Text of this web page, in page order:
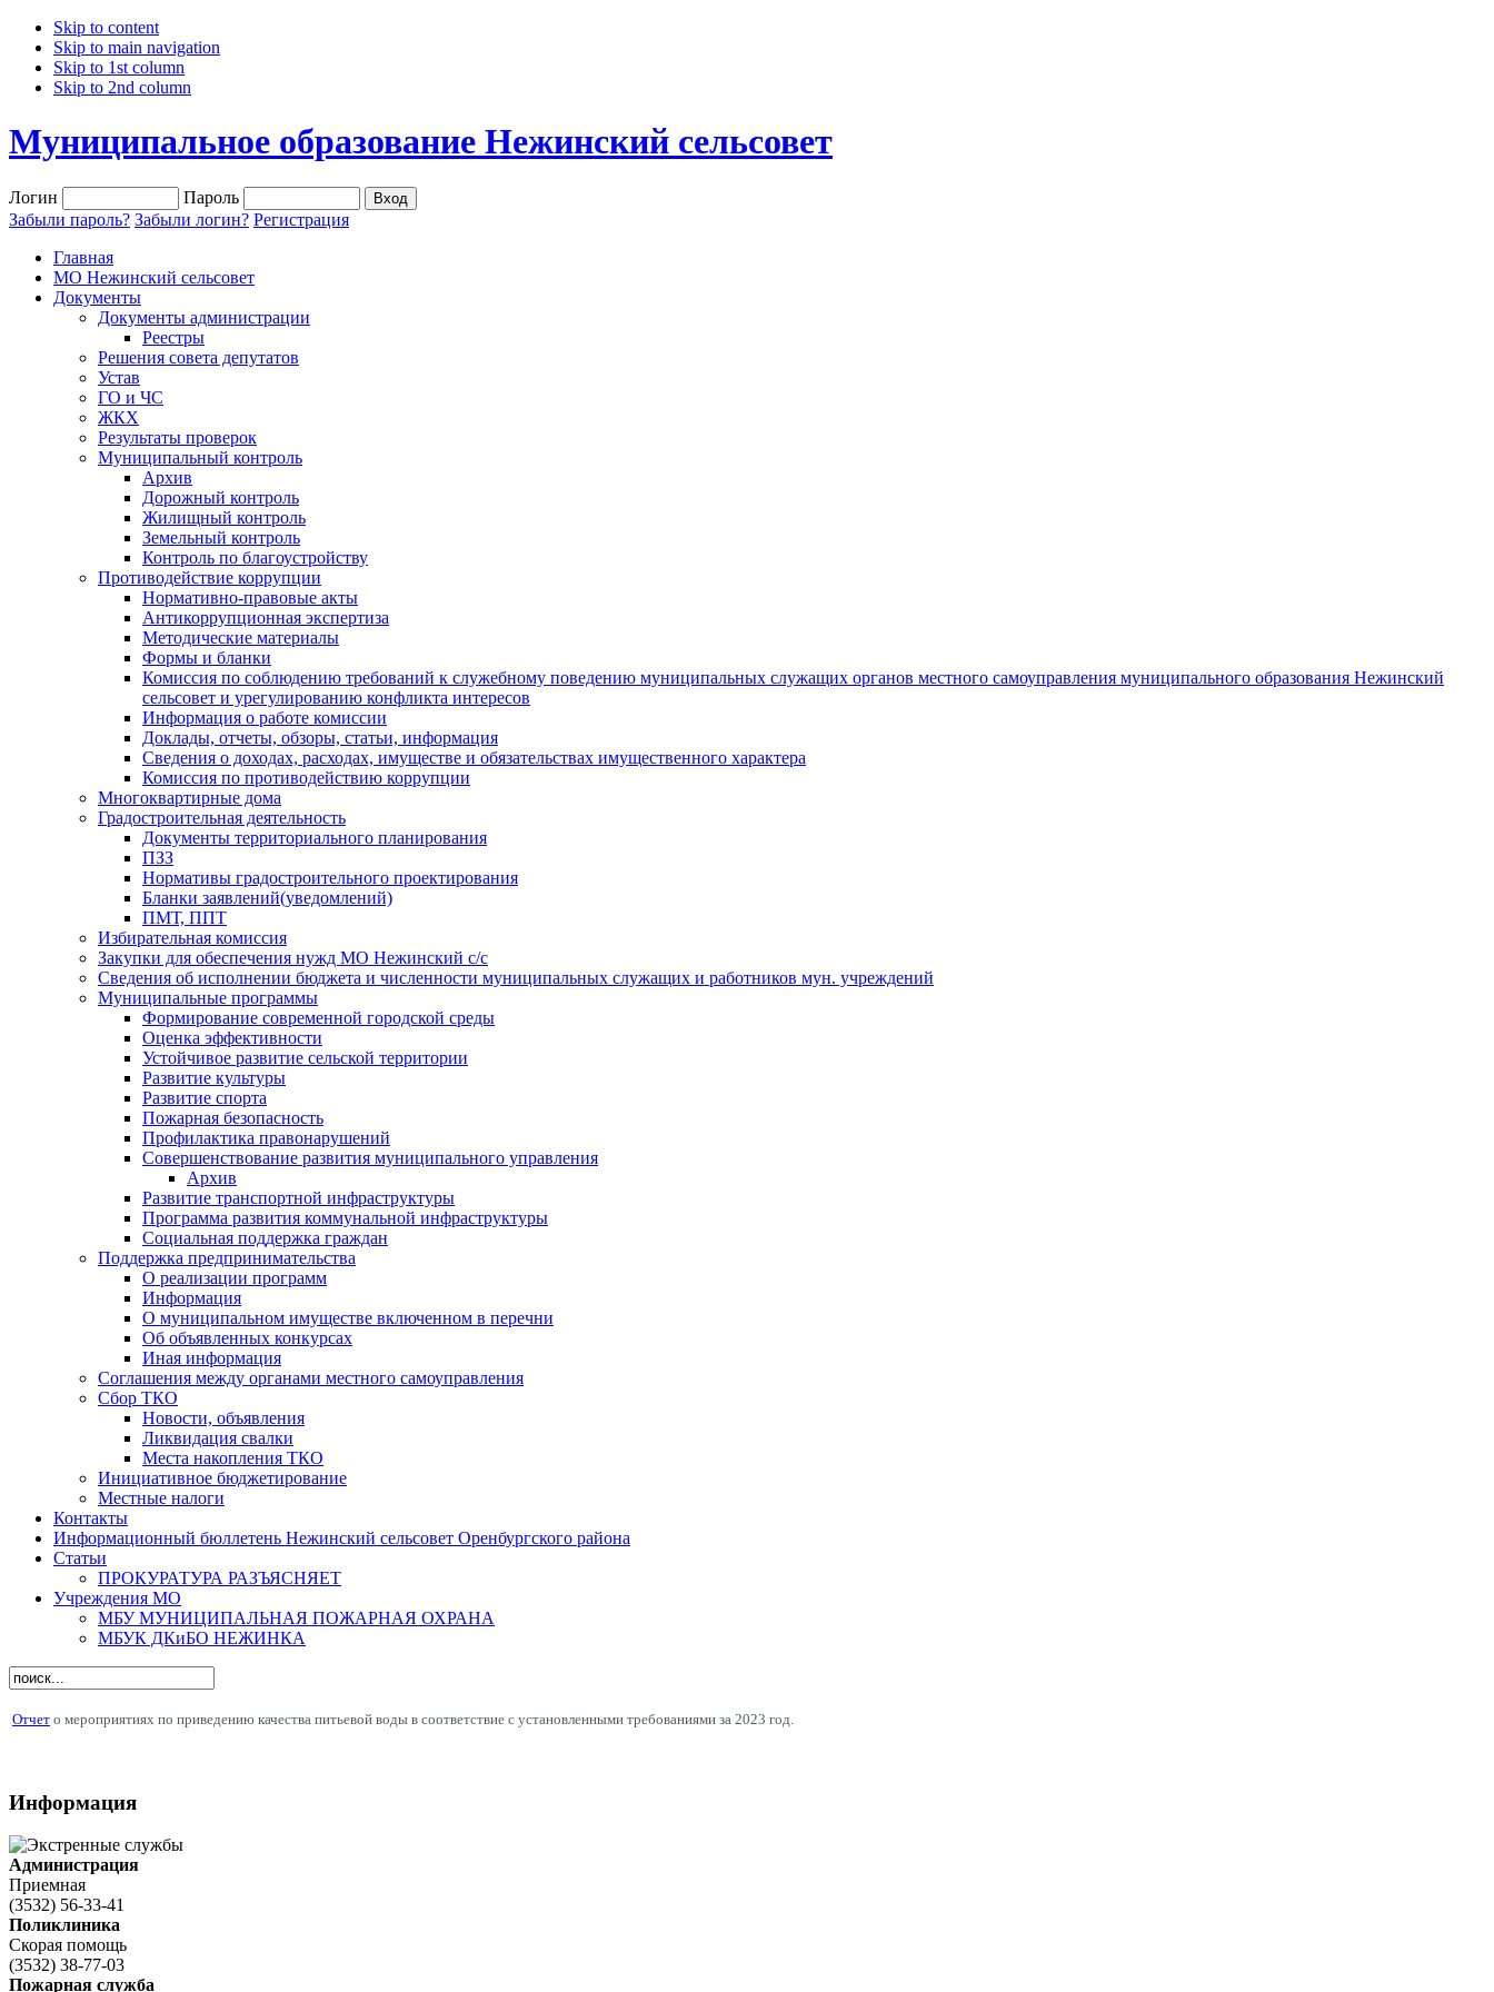
Skip to content
Skip to main navigation
Skip to 1st column
Skip to 2nd column
Муниципальное образование Нежинский сельсовет
Логин
Пароль
Забыли пароль? Забыли логин? Регистрация
Главная
МО Нежинский сельсовет
Документы
Документы администрации
Реестры
Решения совета депутатов
Устав
ГО и ЧС
ЖКХ
Результаты проверок
Муниципальный контроль
Архив
Дорожный контроль
Жилищный контроль
Земельный контроль
Контроль по благоустройству
Противодействие коррупции
Нормативно-правовые акты
Антикоррупционная экспертиза
Методические материалы
Формы и бланки
Комиссия по соблюдению требований к служебному поведению муниципальных служащих органов местного самоуправления муниципального образования Нежинский
сельсовет и урегулированию конфликта интересов
Информация о работе комиссии
Доклады, отчеты, обзоры, статьи, информация
Сведения о доходах, расходах, имуществе и обязательствах имущественного характера
Комиссия по противодействию коррупции
Многоквартирные дома
Градостроительная деятельность
Документы территориального планирования
ПЗЗ
Нормативы градостроительного проектирования
Бланки заявлений(уведомлений)
ПМТ, ППТ
Избирательная комиссия
Закупки для обеспечения нужд МО Нежинский с/с
Сведения об исполнении бюджета и численности муниципальных служащих и работников мун. учреждений
Муниципальные программы
Формирование современной городской среды
Оценка эффективности
Устойчивое развитие сельской территории
Развитие культуры
Развитие спорта
Пожарная безопасность
Профилактика правонарушений
Совершенствование развития муниципального управления
Архив
Развитие транспортной инфраструктуры
Программа развития коммунальной инфраструктуры
Социальная поддержка граждан
Поддержка предпринимательства
О реализации программ
Информация
О муниципальном имуществе включенном в перечни
Об объявленных конкурсах
Иная информация
Соглашения между органами местного самоуправления
Сбор ТКО
Новости, объявления
Ликвидация свалки
Места накопления ТКО
Инициативное бюджетирование
Местные налоги
Контакты
Информационный бюллетень Нежинский сельсовет Оренбургского района
Статьи
ПРОКУРАТУРА РАЗЪЯСНЯЕТ
Учреждения МО
МБУ МУНИЦИПАЛЬНАЯ ПОЖАРНАЯ ОХРАНА
МБУК ДКиБО НЕЖИНКА
Отчет о мероприятиях по приведению качества питьевой воды в соответствие с установленными требованиями за 2023 год.
Информация
Администрация
Приемная
(3532) 56-33-41
Поликлиника
Скорая помощь
(3532) 38-77-03
Пожарная служба